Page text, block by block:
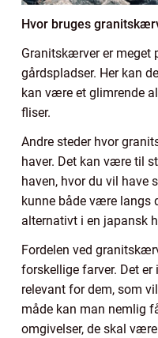
Hvor bruges
Granitskærver er meget
gårdspladser. Her kan
kan være et glimrende
fliser.
Andre steder hvor
haver. Det kan være til
haven, hvor du vil have
kunne både være langs
alternativt i en japansk
Fordelen ved
forskellige farver. Det
relevant for dem, som
måde kan man nemlig
omgivelser, de skal